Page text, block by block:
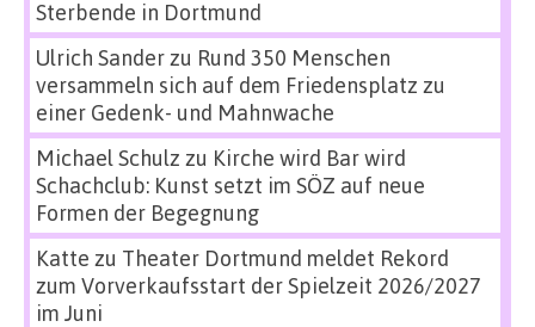
Sterbende in Dortmund
Ulrich Sanderzu Rund 350 Menschen
versammeln sich auf dem Friedensplatz zu
einer Gedenk- und Mahnwache
Michael Schulz zu Kirche wird Bar wird
Schachclub: Kunst setzt im SÖZ auf neue
Formen der Begegnung
Katte zu Theater Dortmund meldet Rekord
zum Vorverkaufsstart der Spielzeit 2026/2027
im Juni